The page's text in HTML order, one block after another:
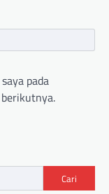
pada
Cari